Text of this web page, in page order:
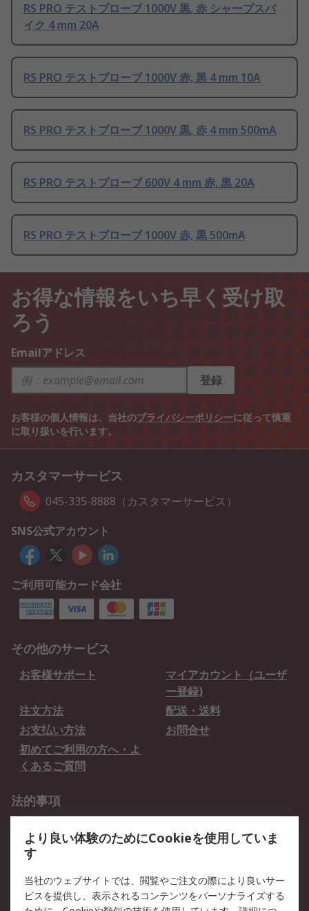
RS PRO テストプローブ 1000V 黒, 赤 シャープスパ
イク 4 mm 20A
RS PRO テストプローブ 1000V 赤, 黒 4 mm 10A
RS PRO テストプローブ 1000V 黒, 赤 4 mm 500mA
RS PRO テストプローブ 600V 4 mm 赤, 黒 20A
RS PRO テストプローブ 1000V 赤, 黒 500mA
お得な情報をいち早く受け取
ろう
Emailアドレス
登録
お客様の個人情報は、当社のプライバシーポリシーに従って慎重
に取り扱いを行います。
カスタマーサービス
045-335-8888（カスタマーサービス）
SNS公式アカウント
ご利用可能カード会社
その他のサービス
お客様サポート
マイアカウント（ユーザ
ー登録)
注文方法
配送・送料
お支払い方法
お問合せ
初めてご利用の方へ・よ
くあるご質問
法的事項
クッキーポリシー
RSについて
会社概要 採用情報
より良い体験のためにCookieを使用していま
す
当社のウェブサイトでは、閲覧やご注文の際により良いサー
ビスを提供し、表示されるコンテンツをパーソナライズする